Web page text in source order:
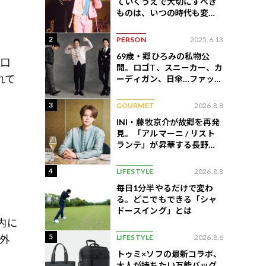
て
に
ものは、いつの時代も変わ
2 PERSON 2025.6.13
69歳・郷ひろみの私物公
開。ロゴT、スニーカー、カ
ーディガン、日傘…ファッシ
3 GOURMET 2026.8.8
INI・藤牧京介が故郷を再発
見。「アルマーニ / リスト
ランテ」が昇華する長野の
4 LIFESTYLE 2026.8.8
毎日1分半やるだけで変わ
る。どこでもできる「シャ
ドースイング」とは
5 LIFESTYLE 2026.8.6
トゥミ×ソフの最新コラボ、